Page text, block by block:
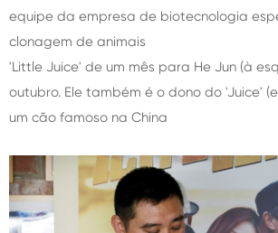
equipe da empresa de biotecnologia
clonagem de animais
'Little Juice' de um mês para He Jun (à
outubro. Ele também é o dono do 'Juice'
um cão famoso na China